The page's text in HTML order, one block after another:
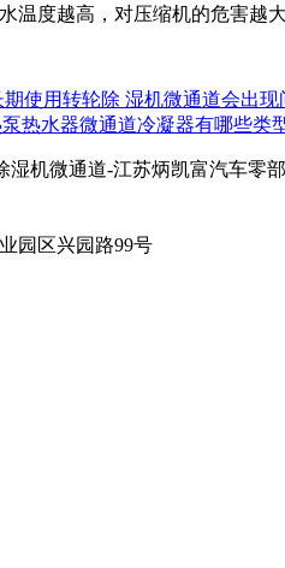
温度越高，对压缩机的危害越大
期使用转轮除 湿机微通道会出
热水器微通道冷凝器有哪些类
机微通道-江苏炳凯富汽车零
园区兴园路99号